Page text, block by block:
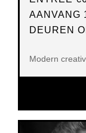
AANVANG
DEUREN
Modern